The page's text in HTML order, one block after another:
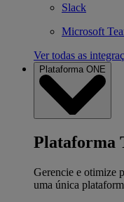
Slack
Microsoft
Ver todas as
Plataforma ONE
Plataforma
Gerencie e otimize
uma única